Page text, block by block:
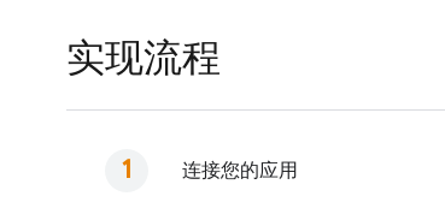
实现流程
连接您的应用